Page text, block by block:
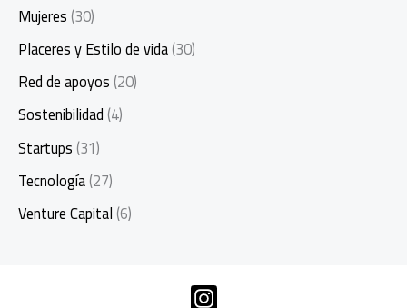
Mujeres(30)
Placeres y Estilo de vida(30)
Red de apoyos(20)
Sostenibilidad(4)
Startups(31)
Tecnología(27)
Venture Capital(6)